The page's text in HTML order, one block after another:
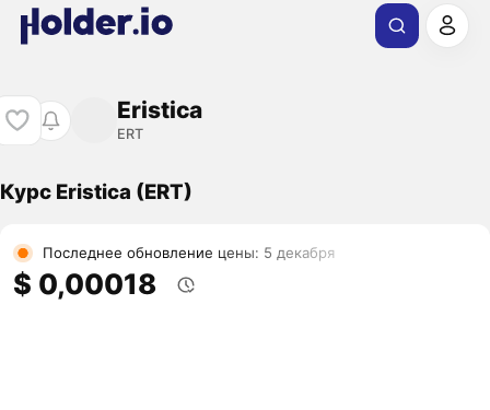
Eristica
ERT
Курс Eristica (ERT)
Последнее обновление цены: 5 декабря
$ 0,00018